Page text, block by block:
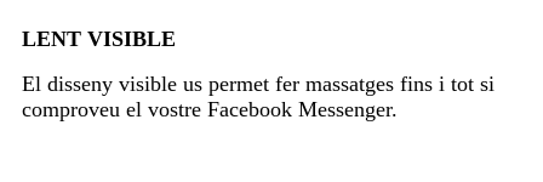
LENT VISIBLE
El disseny visible us permet fer massatges fins i tot si
comproveu el vostre Facebook Messenger.